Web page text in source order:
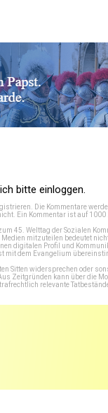
bitte einloggen.
. Die Kommentare
Ein Kommentar ist auf 1000
45. Welttag der Sozialen
mitzuteilen bedeutet
digitalen Profil und
mit dem Evangelium
Sitten widersprechen oder
Zeitgründen kann über die
relevante